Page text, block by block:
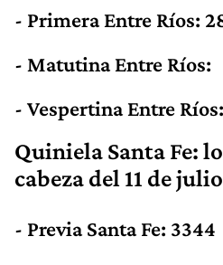
- Primera Entre Ríos:
- Matutina Entre Ríos:
- Vespertina Entre Ríos:
Quiniela Santa Fe:
cabeza del 11 de
- Previa Santa Fe: 3344